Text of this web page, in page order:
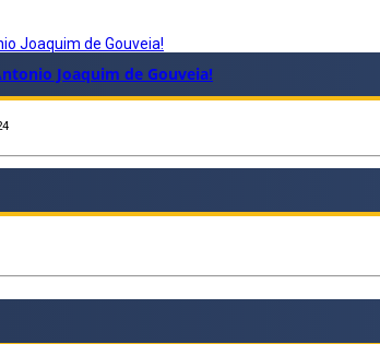
Joaquim de Gouveia!
Joaquim de Gouveia!